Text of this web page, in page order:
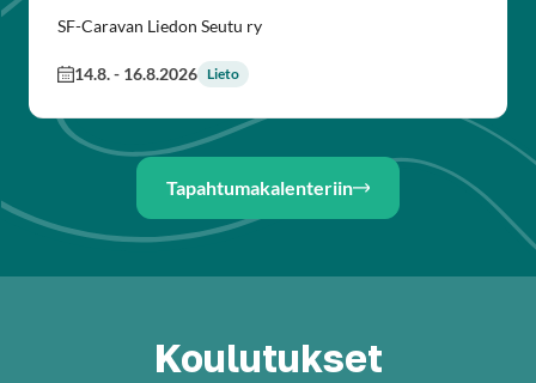
SF-Caravan Liedon Seutu ry
14.8.- 16.8.2026 Lieto
Tapahtumakalenteriin
Koulutukset